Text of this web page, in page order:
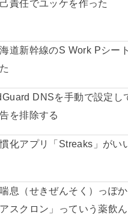
責任でユッケを作った
道新幹線のS Work Pシー
DNSを手動で設定し
を排除する
化アプリ「Streaks」がい
息（せきぜんそく）っぽ
アスクロン」っていう薬飲